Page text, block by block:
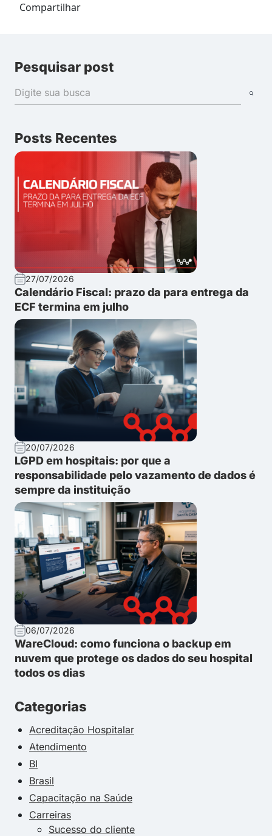
Compartilhar
Pesquisar post
Posts Recentes
27/07/2026
Calendário Fiscal: prazo da para entrega da
ECF termina em julho
20/07/2026
LGPD em hospitais: por que a
responsabilidade pelo vazamento de dados é
sempre da instituição
06/07/2026
WareCloud: como funciona o backup em
nuvem que protege os dados do seu hospital
todos os dias
Categorias
Acreditação Hospitalar
Atendimento
BI
Brasil
Capacitação na Saúde
Carreiras
Sucesso do cliente